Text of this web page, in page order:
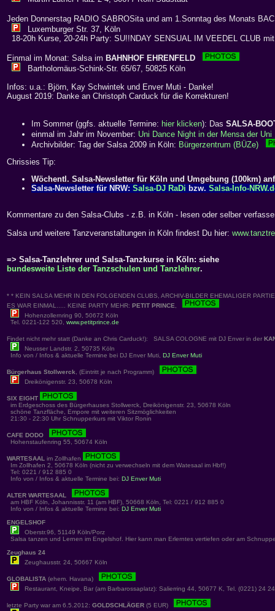
Jeden Donnerstag RADIO SABROSita und am 1.Sonntag des Monats
Luxemburger Str. 37, Köln
18-20h Kurse, 20-24h Party: SU!!NDAY SENSUAL IM VEEDEL CLUB
Einmal im Monat: Salsa im BAHNHOF EHRENFELD
Bartholomäus-Schink-Str. 65/67, 50825 Köln
Infos: u.a.: Björn, Kay Schwintek und Enver Muti - Danke!
August 2019: Danke an Christoph Carduck für die Korrekturen!
Im Sommer (ggfs. aktuelle Termine: hier klicken): Das SALSA-
einmal im Jahr im November: Uni Dance Night in der Mensa der
Archivbilder: Tag der Salsa 2009 in Köln: Bürgerzentrum (BÜZe)
Chrissies Tip:
Wöchentl. Salsa-Newsletter für Köln und Umgebung (100km)
Salsa-Newsletter für NRW: Salsa-DJ RaDi bzw. Salsa-Info-
Kommentare zu den Salsa-Clubs - z.B. in Köln - lesen oder selber
Salsa und weitere Tanzveranstaltungen in Köln findest Du hier:
=> Salsa-Tanzlehrer und Salsa-Tanzkurse in Köln: siehe
bundesweite Liste der Tanzschulen und Tanzlehrer.
* * KEIN SALSA MEHR IN DEN FOLGENDEN CLUBS, ARCHIV-BILDER EHEMALIGER
ES WAR EINMAL..... KEINE PARTY MEHR: PETIT PRINCE,
Hohenzollernring 90, 50672 Köln
Tel. 0221-122 520, www.petitprince.de
Findet nicht mehr statt (Danke an Chris Carduck!): SALSA COLOGNE mit DJ Enver in der
Neusser Landstr. 2, 50735 Köln
Info von / Infos & aktuelle Termine bei DJ Enver Muti, DJ Enver Muti
Bürgerhaus Stollwerck, (Eintritt je nach Programm)
Dreikönigenstr. 23, 50678 Köln
SIX EIGHT
im Erdgeschoss des Bürgerhauses Stollwerck, Dreikönigenstr. 23, 50678 Köln
schöne Tanzfläche, Empore mit weiteren Sitzmöglichkeiten
21:30 - 22:30 Uhr Schnupperkurs mit Viktor Ronin
CAFE DODO
Hohenstaufenring 55, 50674 Köln
WARTESAAL im Zollhafen
Im Zollhafen 2, 50678 Köln (nicht zu verwechseln mit dem Watesaal im Hbf!)
Tel: 0221 / 912 885 0
Info von / Infos & aktuelle Termine bei: DJ Enver Muti
ALTER WARTESAAL
am HBF Köln, Johannisstr. 11 (am HBF), 50668 Köln, Tel: 0221 / 912 885 0
Info von / Infos & aktuelle Termine bei: DJ Enver Muti
ENGELSHOF
Oberstr.96, 51149 Köln/Porz
Salsa tanzen und Lernen im Engelshof. Hier kann man Erlerntes vertiefen oder am
Zeughaus 24
Zeughausstr. 24, 50667 Köln
GLOBALISTA (ehem. Havana)
Restaurant, Kneipe, Bar (am Barbarossaplatz): Salierring 44, 50677 K, Tel. (0221) 24
letzte Party war am 6.5.2012: GOLDSCHLÄGER (5 EUR)